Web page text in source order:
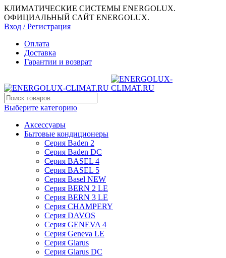
КЛИМАТИЧЕСКИЕ СИСТЕМЫ ENERGOLUX.
ОФИЦИАЛЬНЫЙ САЙТ ENERGOLUX.
Вход / Регистрация
Оплата
Доставка
Гарантии и возврат
Выберите категорию
Аксессуары
Бытовые кондиционеры
Серия Baden 2
Серия Baden DC
Серия BASEL 4
Серия BASEL 5
Серия Basel NEW
Серия BERN 2 LE
Серия BERN 3 LE
Серия CHAMPERY
Серия DAVOS
Серия GENEVA 4
Серия Geneva LE
Серия Glarus
Серия Glarus DC